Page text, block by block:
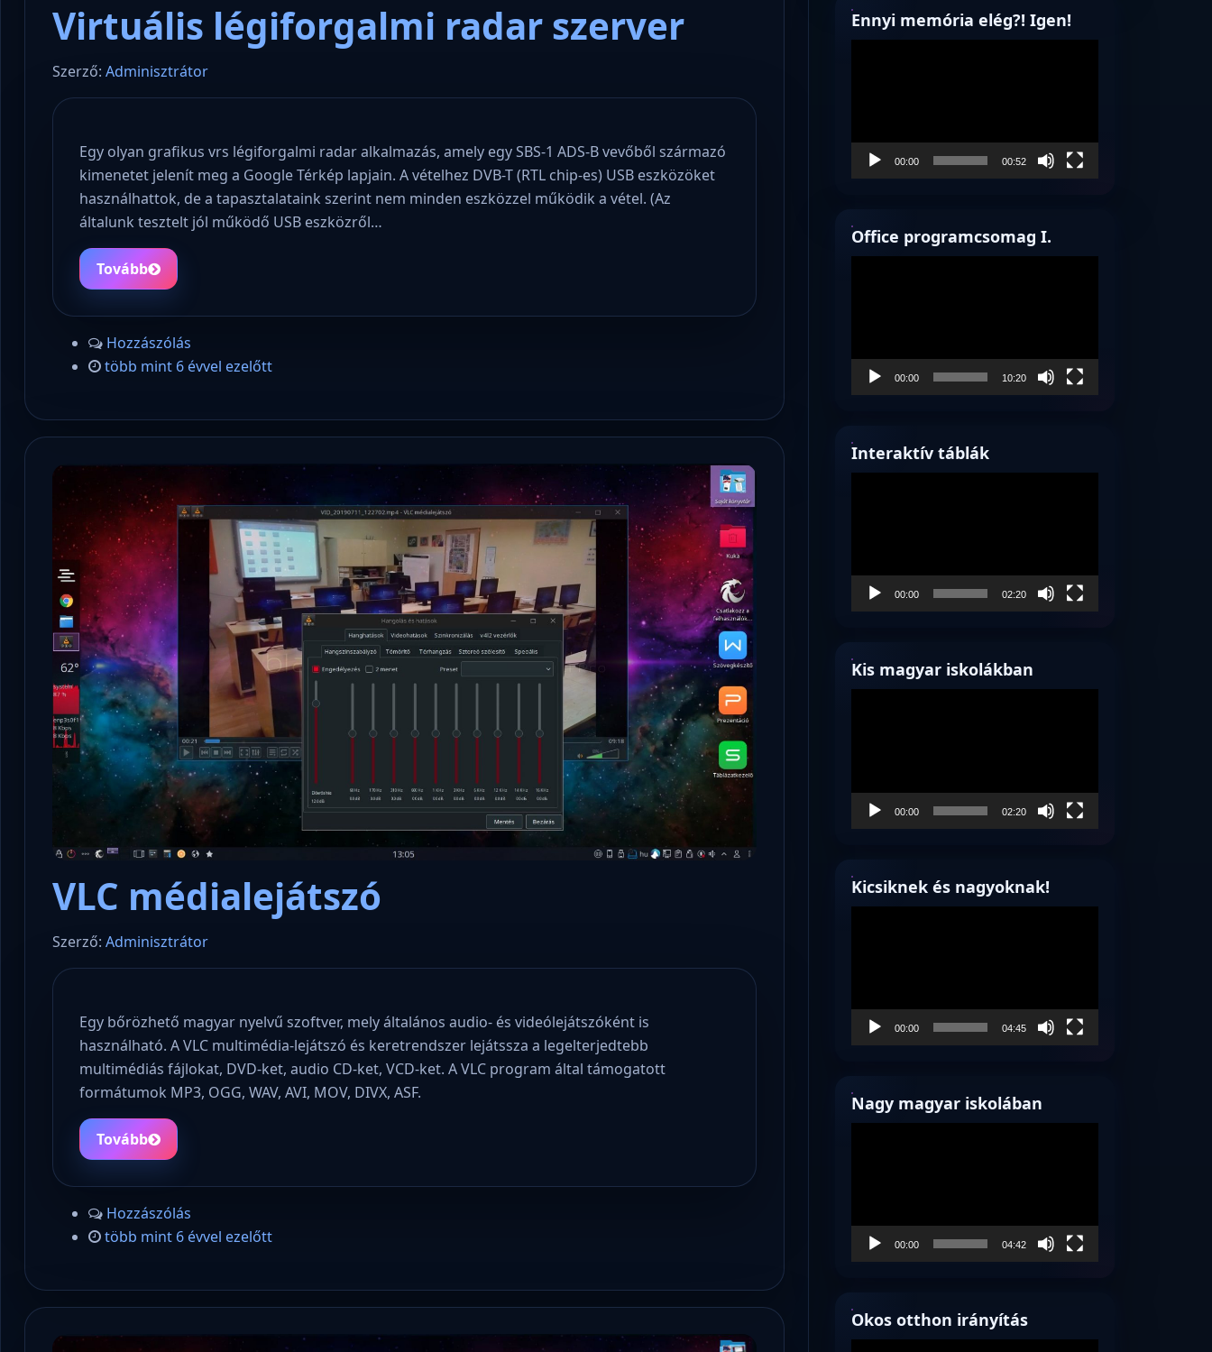
Virtuális légiforgalmi radar szerver
Szerző: Adminisztrátor
Egy olyan grafikus vrs légiforgalmi radar alkalmazás, amely egy SBS-1 ADS-B vevőből származó
kimenetet jelenít meg a Google Térkép lapjain. A vételhez DVB-T (RTL chip-es) USB eszközöket
használhattok, de a tapasztalataink szerint nem minden eszközzel működik a vétel. (Az
általunk tesztelt jól működő USB eszközről…
Tovább
Hozzászólás
több mint 6 évvel ezelőtt
VLC médialejátszó
Szerző: Adminisztrátor
Egy bőrözhető magyar nyelvű szoftver, mely általános audio- és videólejátszóként is
használható. A VLC multimédia-lejátszó és keretrendszer lejátssza a legelterjedtebb
multimédiás fájlokat, DVD-ket, audio CD-ket, VCD-ket. A VLC program által támogatott
formátumok MP3, OGG, WAV, AVI, MOV, DIVX, ASF.
Tovább
Hozzászólás
több mint 6 évvel ezelőtt
Ennyi memória elég?! Igen!
00:00 00:52
Office programcsomag I.
00:00 10:20
Interaktív táblák
00:00 02:20
Kis magyar iskolákban
00:00 02:20
Kicsiknek és nagyoknak!
00:00 04:45
Nagy magyar iskolában
00:00 04:42
Okos otthon irányítás